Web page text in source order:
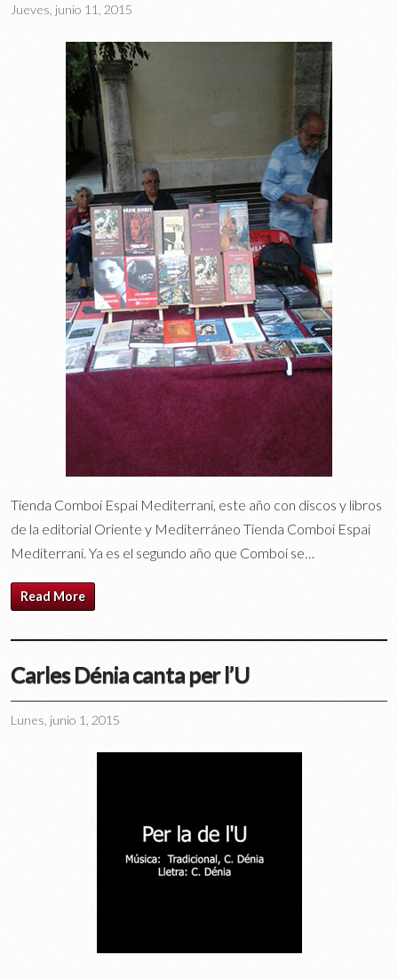
Jueves, junio 11, 2015
Tienda Comboi Espai Mediterrani, este año con discos y libros
de la editorial Oriente y Mediterráneo Tienda Comboi Espai
Mediterrani. Ya es el segundo año que Comboi se…
Read More
Carles Dénia canta per l’U
Lunes, junio 1, 2015